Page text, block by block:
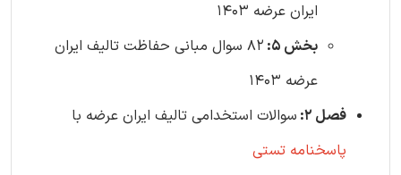
ایران عرضه 1403
بخش 5:
82 سوال مبانی حفاظت تالیف ایران
عرضه 1403
فصل 2:
سوالات استخدامی تالیف ایران عرضه با
پاسخنامه تستی